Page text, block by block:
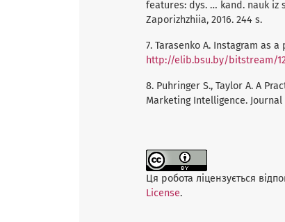
features: dys. … kand. nauk iz
Zaporizhzhiia, 2016. 244 s.
7. Tarasenko A. Instagram as
http://elib.bsu.by/bitstream/
8. Puhringer S., Taylor A. A
Marketing Intelligence. Journal
Ця робота ліцензується
License.